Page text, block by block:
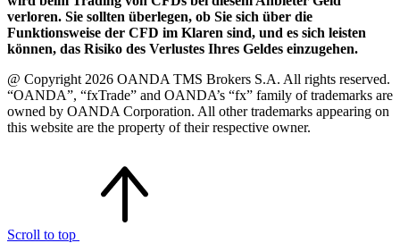
verloren. Sie sollten überlegen, ob Sie sich über die
Funktionsweise der CFD im Klaren sind, und es sich leisten
können, das Risiko des Verlustes Ihres Geldes einzugehen.
@ Copyright 2026 OANDA TMS Brokers S.A. All rights reserved.
“OANDA”, “fxTrade” and OANDA’s “fx” family of trademarks are
owned by OANDA Corporation. All other trademarks appearing on
this website are the property of their respective owner.
Scroll to top